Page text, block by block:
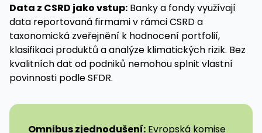
Data z CSRD jako vstup: Banky a fondy využívají
data reportovaná firmami v rámci CSRD a
taxonomická zveřejnění k hodnocení portfolií,
klasifikaci produktů a analýze klimatických rizik. Bez
kvalitních dat od podniků nemohou splnit vlastní
povinnosti podle SFDR.
Omnibus zjednodušení: Evropská komise